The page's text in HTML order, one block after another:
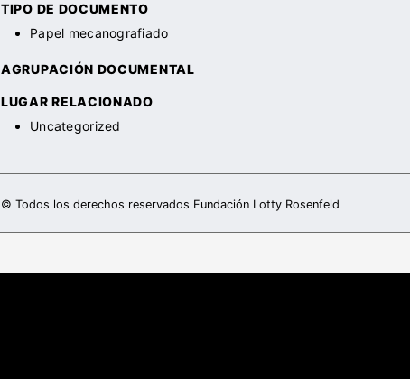
TIPO DE DOCUMENTO
Papel mecanografiado
AGRUPACIÓN DOCUMENTAL
LUGAR RELACIONADO
Uncategorized
© Todos los derechos reservados Fundación Lotty Rosenfeld